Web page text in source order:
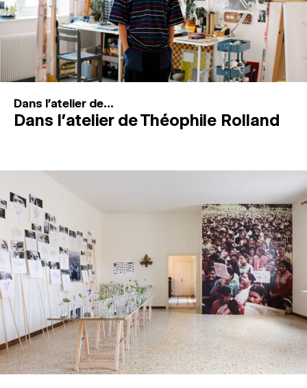
Recherche
Connexion
Dans l'atelier de...
Dans l’atelier de Théophile Rolland